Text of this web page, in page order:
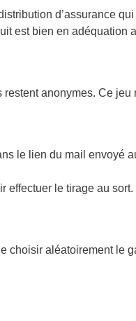
d’assurance
est bien en adéquation
anonymes. Ce jeu
le lien du mail envoyé
effectuer le tirage au sort.
choisir aléatoirement le